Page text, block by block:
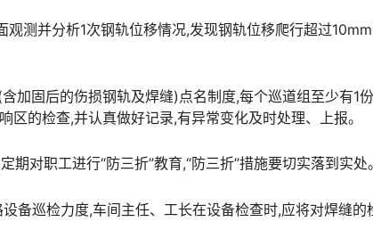
测并分析1次钢轨位移情况,发现钢轨位移爬行超过
加固后的伤损钢轨及焊缝)点名制度,每个巡道组至少有1
的检查,并认真做好记录,有异常变化及时处理、上报。󠅅󠅃󠄵󠅂󠄪󠇖󠆨󠆨󠇕󠆞󠆒󠅬󠇘󠆭󠆘󠇙󠆝󠅵󠇗󠆭󠆁󠄐󠇗󠅹󠅸󠇖󠆍󠅳󠇖󠅹󠅰󠇖󠆌󠅹
对职工进行“防三折”教育,“防三折”措施要切实落到实处。
备巡检力度,车间主任、工长在设备检查时,应将对焊缝的